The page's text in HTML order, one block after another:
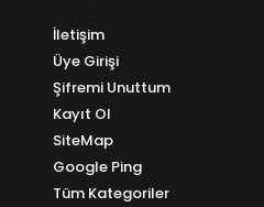
İletişim
Üye Girişi
Şifremi Unuttum
Kayıt Ol
SiteMap
Google Ping
Tüm Kategoriler